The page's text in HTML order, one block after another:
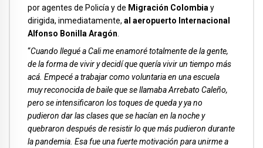
por agentes de Policía y de Migración Colombia y
dirigida, inmediatamente, al aeropuerto Internacional
Alfonso Bonilla Aragón
“Cuando llegué a Cali me enamoré totalmente de la gente,
de la forma de vivir y decidí que quería vivir un tiempo más
acá. Empecé a trabajar como voluntaria en una escuela
muy reconocida de baile que se llamaba Arrebato Caleño,
pero se intensificaron los toques de queda y ya no
pudieron dar las clases que se hacían en la noche y
quebraron después de resistir lo que más pudieron durante
la pandemia. Esa fue una fuerte motivación para unirme a